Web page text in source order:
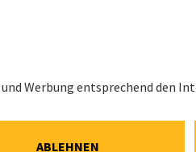
Datenschutz
Richtlinie